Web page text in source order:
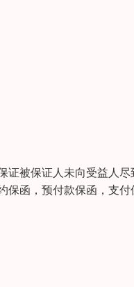
被保证人未向受益人
函，预付款保函，支